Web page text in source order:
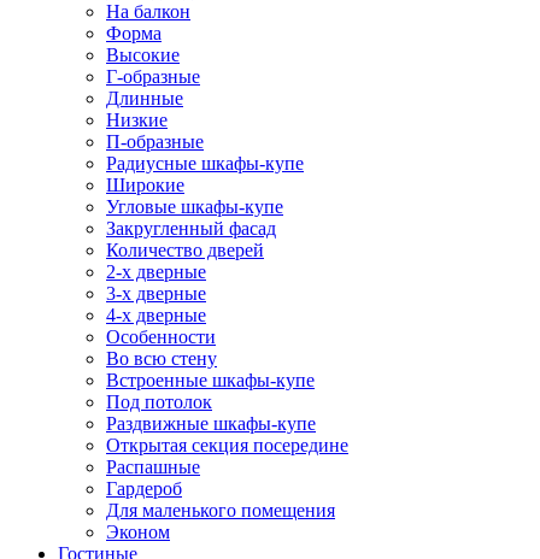
На балкон
Форма
Высокие
Г-образные
Длинные
Низкие
П-образные
Радиусные шкафы-купе
Широкие
Угловые шкафы-купе
Закругленный фасад
Количество дверей
2-х дверные
3-х дверные
4-х дверные
Особенности
Во всю стену
Встроенные шкафы-купе
Под потолок
Раздвижные шкафы-купе
Открытая секция посередине
Распашные
Гардероб
Для маленького помещения
Эконом
Гостиные